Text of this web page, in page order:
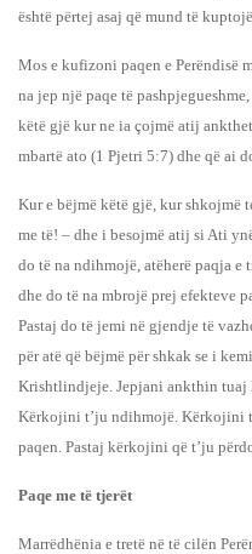
është përtej asaj që mund të
Mos e kufizoni paqen e Perëndisë
na jep një paqe të
këtë gjë kur ne ia çojmë atij
mbartë ato (1 Pjetri 5:7) dhe që ai
Kur e bëjmë këtë gjë, kur shkojmë
me të! – dhe i besojmë atij si Ati
do të na ndihmojë, atëherë paqja e
dhe do të na mbrojë prej efekteve
Pastaj do të jemi në gjendje të
për atë që bëjmë për shkak se i
Krishtlindjeje. Jepjani ankthin tuaj
Kërkojini t’ju ndihmojë. Kërkojini
paqen. Pastaj kërkojini që t’ju
Paqe me të tjerët
Marrëdhënia e tretë në të cilën